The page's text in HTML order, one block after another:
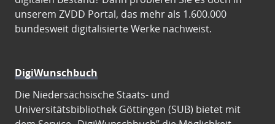
unserem ZVDD Portal, das mehr als 1.600.000
bundesweit digitalisierte Werke nachweist.
DigiWunschbuch
Die Niedersächsische Staats- und
Universitätsbibliothek Göttingen (SUB) bietet mit